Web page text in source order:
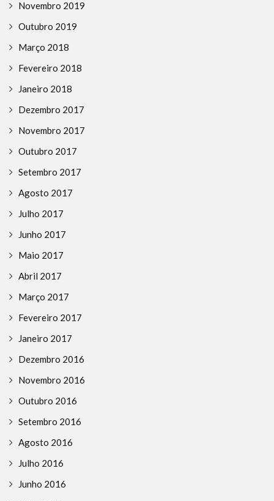
Novembro 2019
Outubro 2019
Março 2018
Fevereiro 2018
Janeiro 2018
Dezembro 2017
Novembro 2017
Outubro 2017
Setembro 2017
Agosto 2017
Julho 2017
Junho 2017
Maio 2017
Abril 2017
Março 2017
Fevereiro 2017
Janeiro 2017
Dezembro 2016
Novembro 2016
Outubro 2016
Setembro 2016
Agosto 2016
Julho 2016
Junho 2016